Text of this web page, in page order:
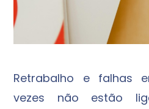
Retrabalho e falhas
vezes não estão